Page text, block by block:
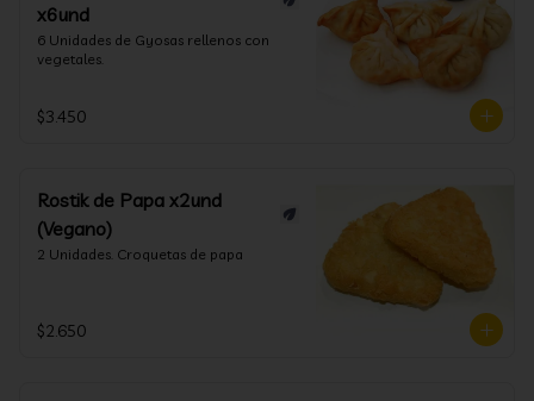
x6und
6 Unidades de Gyosas rellenos con
vegetales.
$3.450
Rostik de Papa x2und
(Vegano)
2 Unidades. Croquetas de papa
$2.650